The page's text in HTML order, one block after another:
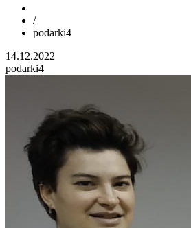
/
podarki4
14.12.2022
podarki4